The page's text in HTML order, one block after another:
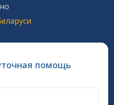
помощь